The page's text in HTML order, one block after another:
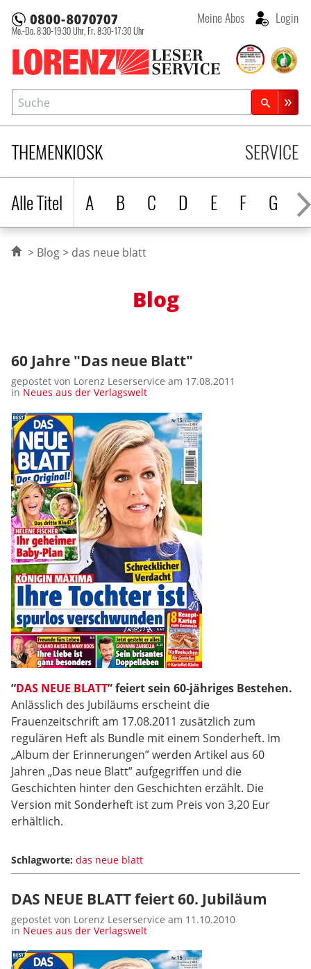
Lorenz Leserservice
Mo.-Do. 8:30-19:30 Uhr, Fr. 8:30-17:30 Uhr
Meine Abos Login
THEMENKIOSK
Alle Titel
A B C D E F G H
SERVICE
Suche
Zeitschriftensuche
Blog das neue blatt
Blog
60 Jahre "Das neue Blatt"
gepostet von Lorenz Leserservice am 17.08.2011
in Neues aus der Verlagswelt
“DAS NEUE BLATT” feiert sein 60-jähriges Bestehen.
Anlässlich des Jubiläums erscheint die
Frauenzeitschrift am 17.08.2011 zusätzlich zum
regulären Heft als Bundle mit einem Sonderheft. Im
„Album der Erinnerungen” werden Artikel aus 60
Jahren „Das neue Blatt” aufgegriffen und die
Geschichten hinter den Geschichten erzählt. Die
Version mit Sonderheft ist zum Preis von 3,20 Eur
erhältlich.
Schlagworte: das neue blatt
DAS NEUE BLATT feiert 60. Jubiläum
gepostet von Lorenz Leserservice am 11.10.2010
in Neues aus der Verlagswelt